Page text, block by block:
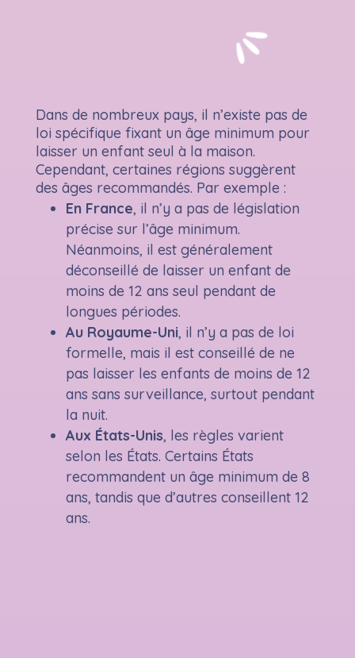
Dans de nombreux pays, il n’existe pas de
loi spécifique fixant un âge minimum pour
laisser un enfant seul à la maison.
Cependant, certaines régions suggèrent
des âges recommandés. Par exemple :
En France, il n’y a pas de législation
précise sur l’âge minimum.
Néanmoins, il est généralement
déconseillé de laisser un enfant de
moins de 12 ans seul pendant de
longues périodes.
Au Royaume-Uni, il n’y a pas de loi
formelle, mais il est conseillé de ne
pas laisser les enfants de moins de 12
ans sans surveillance, surtout pendant
la nuit.
Aux États-Unis, les règles varient
selon les États. Certains États
recommandent un âge minimum de 8
ans, tandis que d’autres conseillent 12
ans.